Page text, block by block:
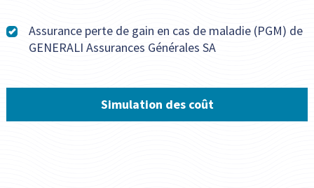
Assurance perte de gain en cas de maladie (PGM) de
GENERALI Assurances Générales SA